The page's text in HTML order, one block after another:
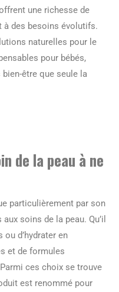
une richesse de
à des besoins évolutifs.
naturelles pour le
pour bébés,
être que seule la
de la peau à ne
particulièrement par son
soins de la peau. Qu’il
ou d’hydrater en
et de formules
ces choix se trouve
est renommé pour